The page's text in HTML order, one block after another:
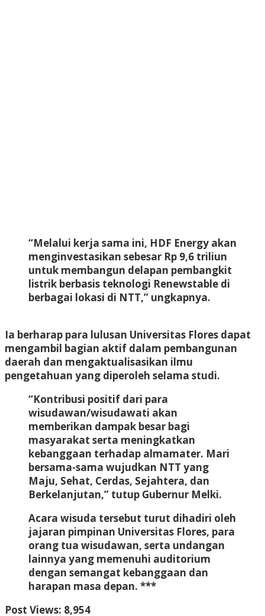
“Melalui kerja sama ini, HDF Energy akan
menginvestasikan sebesar Rp 9,6 triliun
untuk membangun delapan pembangkit
listrik berbasis teknologi Renewstable di
berbagai lokasi di NTT,” ungkapnya.
Ia berharap para lulusan Universitas Flores dapat
mengambil bagian aktif dalam pembangunan
daerah dan mengaktualisasikan ilmu
pengetahuan yang diperoleh selama studi.
“Kontribusi positif dari para
wisudawan/wisudawati akan
memberikan dampak besar bagi
masyarakat serta meningkatkan
kebanggaan terhadap almamater. Mari
bersama-sama wujudkan NTT yang
Maju, Sehat, Cerdas, Sejahtera, dan
Berkelanjutan,” tutup Gubernur Melki.
Acara wisuda tersebut turut dihadiri oleh
jajaran pimpinan Universitas Flores, para
orang tua wisudawan, serta undangan
lainnya yang memenuhi auditorium
dengan semangat kebanggaan dan
harapan masa depan. ***
Post Views: 8,954